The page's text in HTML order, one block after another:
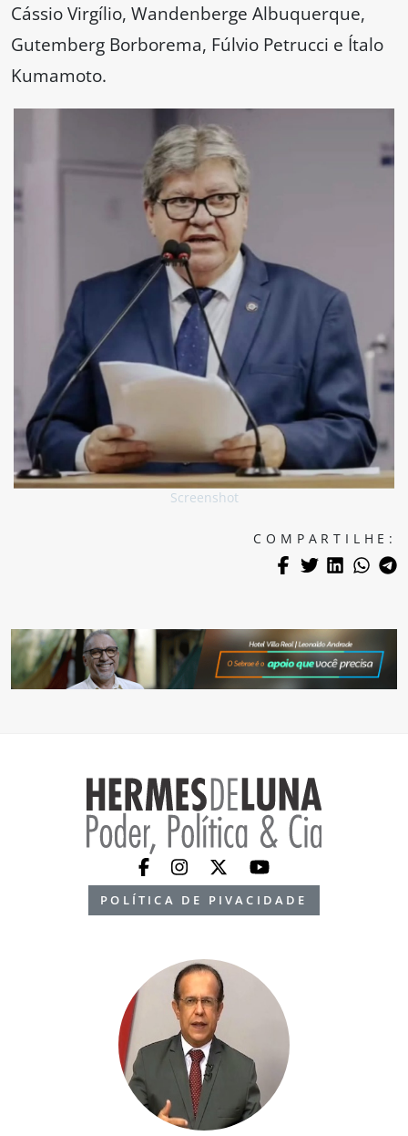
Cássio Virgílio, Wandenberge Albuquerque,
Gutemberg Borborema, Fúlvio Petrucci e Ítalo
Kumamoto.
Screenshot
COMPARTILHE:
POLÍTICA DE PIVACIDADE